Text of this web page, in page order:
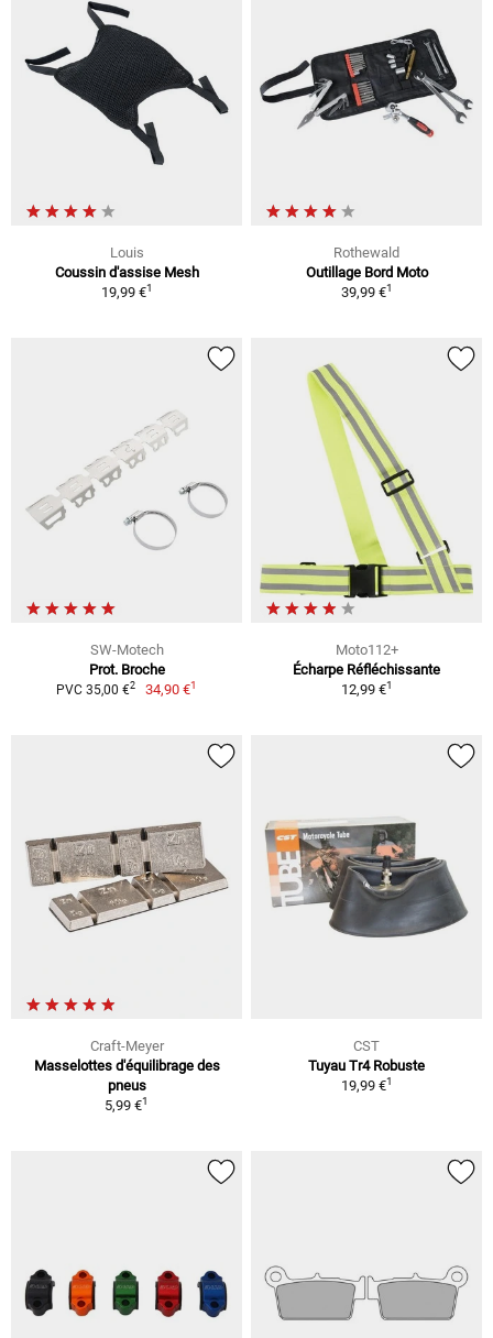
Louis
Coussin d'assise Mesh
19,99 €1
Rothewald
Outillage Bord Moto
39,99 €1
SW-Motech
Prot. Broche
PVC 35,00 €2 34,90 €1
Moto112+
Écharpe Réfléchissante
12,99 €1
Craft-Meyer
Masselottes d'équilibrage des
pneus
5,99 €1
CST
Tuyau Tr4 Robuste
19,99 €1